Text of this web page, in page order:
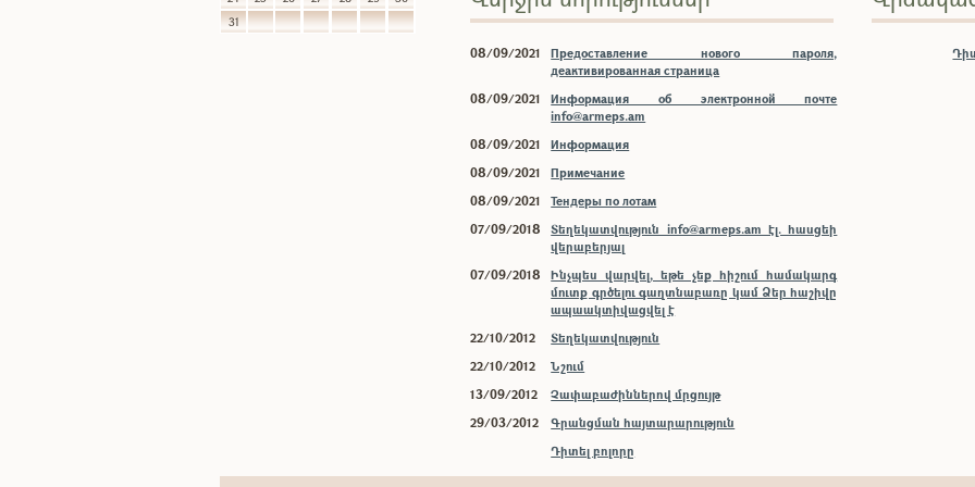
31
08/09/2021
Предоставление нового пароля,
деактивированная страница
08/09/2021
Информация об электронной почте
info@armeps.am
08/09/2021
Информация
08/09/2021
Примечание
08/09/2021
Тендеры по лотам
07/09/2018
Տեղեկատվություն info@armeps.am էլ. հասցեի
վերաբերյալ
07/09/2018
Ինչպես վարվել, եթե չեք հիշում համակարգ
մուտք գրծելու գաղտնաբառը կամ Ձեր հաշիվը
ապաակտիվացվել է
22/10/2012
Տեղեկատվություն
22/10/2012
Նշում
13/09/2012
Չափաբաժիններով մրցույթ
29/03/2012
Գրանցման հայտարարություն
Դիտել բոլորը